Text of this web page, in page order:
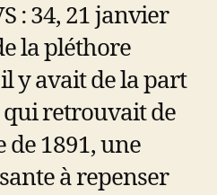
: 34, 21 janvier
la pléthore
y avait de la part
retrouvait de
de 1891, une
à repenser